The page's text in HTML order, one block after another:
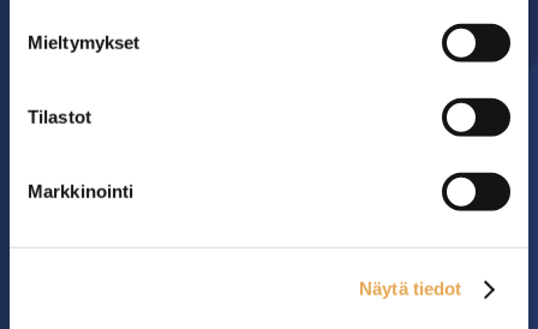
Mieltymykset
Tilastot
Markkinointi
Näytä tiedot
Seinäjoen PK-Myynti Oy
60120 SEINÄJOKI
arkisin klo 8.00-16.00